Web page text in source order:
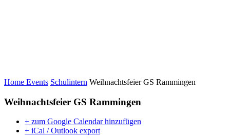
Home Events Schulintern Weihnachtsfeier GS Rammingen
Weihnachtsfeier GS Rammingen
+ zum Google Calendar hinzufügen
+ iCal / Outlook export